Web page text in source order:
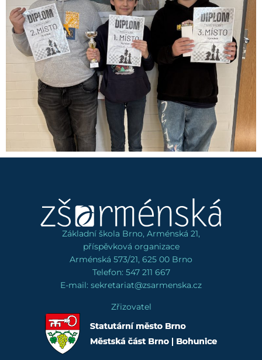
Základní škola Brno, Arménská 21,
příspěvková organizace
Arménská 573/21, 625 00 Brno
Telefon: 547 211 667
E-mail: sekretariat@zsarmenska.cz
Zřizovatel